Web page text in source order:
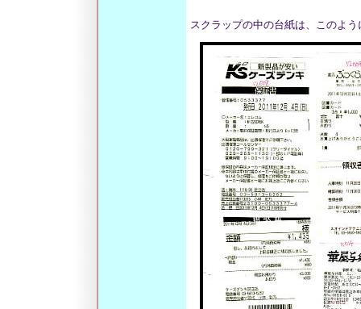
スクラップの中の台紙は、このよう